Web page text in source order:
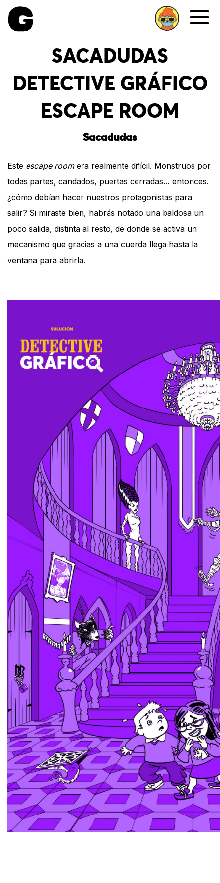
SACADUDAS
DETECTIVE GRÁFICO
ESCAPE ROOM
Sacadudas
Este escape roomera realmente difícil. Monstruos por
todas partes, candados, puertas cerradas… entonces.
¿cómo debían hacer nuestros protagonistas para
salir? Si miraste bien, habrás notado una baldosa un
poco salida, distinta al resto, de donde se activa un
mecanismo que gracias a una cuerda llega hasta la
ventana para abrirla.